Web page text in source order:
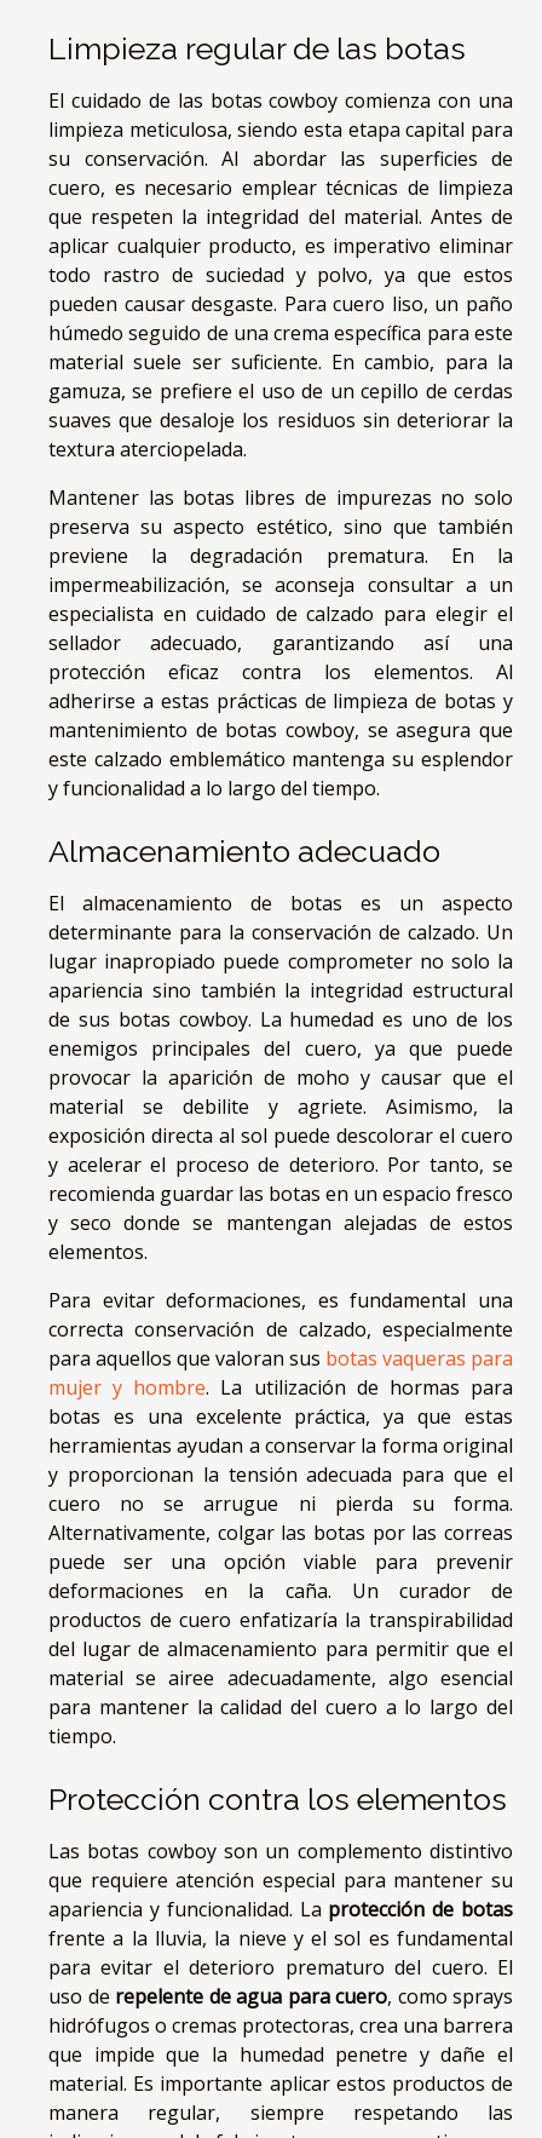
Limpieza regular de las botas
El cuidado de las botas cowboy comienza con una
limpieza meticulosa, siendo esta etapa capital para
su conservación. Al abordar las superficies de
cuero, es necesario emplear técnicas de limpieza
que respeten la integridad del material. Antes de
aplicar cualquier producto, es imperativo eliminar
todo rastro de suciedad y polvo, ya que estos
pueden causar desgaste. Para cuero liso, un paño
húmedo seguido de una crema específica para este
material suele ser suficiente. En cambio, para la
gamuza, se prefiere el uso de un cepillo de cerdas
suaves que desaloje los residuos sin deteriorar la
textura aterciopelada.
Mantener las botas libres de impurezas no solo
preserva su aspecto estético, sino que también
previene la degradación prematura. En la
impermeabilización, se aconseja consultar a un
especialista en cuidado de calzado para elegir el
sellador adecuado, garantizando así una
protección eficaz contra los elementos. Al
adherirse a estas prácticas de limpieza de botas y
mantenimiento de botas cowboy, se asegura que
este calzado emblemático mantenga su esplendor
y funcionalidad a lo largo del tiempo.
Almacenamiento adecuado
El almacenamiento de botas es un aspecto
determinante para la conservación de calzado. Un
lugar inapropiado puede comprometer no solo la
apariencia sino también la integridad estructural
de sus botas cowboy. La humedad es uno de los
enemigos principales del cuero, ya que puede
provocar la aparición de moho y causar que el
material se debilite y agriete. Asimismo, la
exposición directa al sol puede descolorar el cuero
y acelerar el proceso de deterioro. Por tanto, se
recomienda guardar las botas en un espacio fresco
y seco donde se mantengan alejadas de estos
elementos.
Para evitar deformaciones, es fundamental una
correcta conservación de calzado, especialmente
para aquellos que valoran sus botas vaqueras para
mujer y hombre. La utilización de hormas para
botas es una excelente práctica, ya que estas
herramientas ayudan a conservar la forma original
y proporcionan la tensión adecuada para que el
cuero no se arrugue ni pierda su forma.
Alternativamente, colgar las botas por las correas
puede ser una opción viable para prevenir
deformaciones en la caña. Un curador de
productos de cuero enfatizaría la transpirabilidad
del lugar de almacenamiento para permitir que el
material se airee adecuadamente, algo esencial
para mantener la calidad del cuero a lo largo del
tiempo.
Protección contra los elementos
Las botas cowboy son un complemento distintivo
que requiere atención especial para mantener su
apariencia y funcionalidad. La protección de botas
frente a la lluvia, la nieve y el sol es fundamental
para evitar el deterioro prematuro del cuero. El
uso de repelente de agua para cuero, como sprays
hidrófugos o cremas protectoras, crea una barrera
que impide que la humedad penetre y dañe el
material. Es importante aplicar estos productos de
manera regular, siempre respetando las